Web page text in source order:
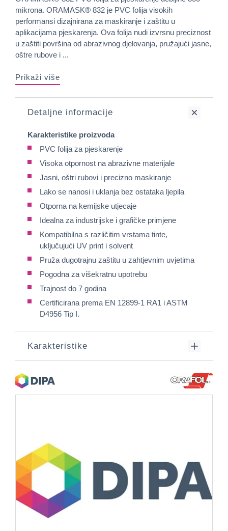
mikrona. ORAMASK® 832 je PVC folija visokih
performansi dizajnirana za maskiranje i zaštitu u
aplikacijama pjeskarenja. Ova folija nudi izvrsnu preciznost
u zaštiti površina od abrazivnog djelovanja, pružajući jasne,
oštre rubove i ...
Prikaži više
Detaljne informacije
Karakteristike proizvoda
PVC folija za pjeskarenje
Visoka otpornost na abrazivne materijale
Jasni, oštri rubovi i precizno maskiranje
Lako se nanosi i uklanja bez ostataka ljepila
Otporna na kemijske utjecaje
Idealna za industrijske i grafičke primjene
Kompatibilna s različitim vrstama tinte,
uključujući UV print i solvent
Pruža dugotrajnu zaštitu u zahtjevnim uvjetima
Pogodna za višekratnu upotrebu
Trajnost do 7 godina
Certificirana prema EN 12899-1 RA1 i ASTM
D4956 Tip I.
Karakteristike